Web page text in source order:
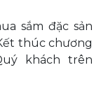
sắm đặc sản
thúc chương
khách trên